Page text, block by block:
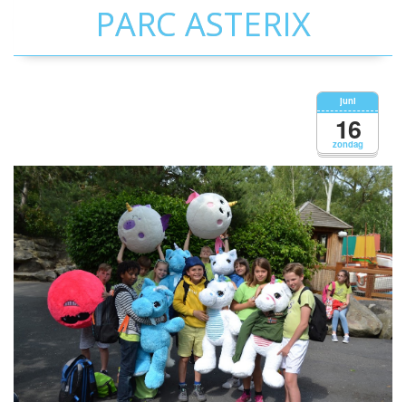
PARC ASTERIX
zondag
juni
16